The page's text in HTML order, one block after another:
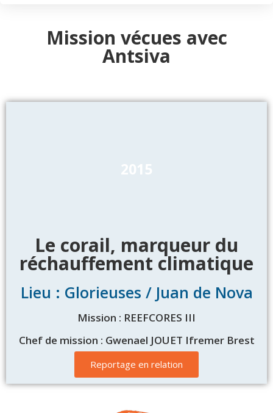
Mission vécues avec
Antsiva
2015
Le corail, marqueur du
réchauffement climatique
Lieu : Glorieuses / Juan de Nova
Mission : REEFCORES III
Chef de mission : Gwenael JOUET Ifremer Brest
Reportage en relation